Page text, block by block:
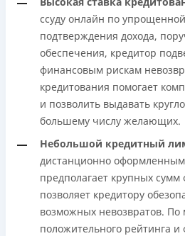
ссуду онлайн по
подтверждения дохода,
обеспечения, кредитор
финансовым рискам
кредитования помогает
и позволить выдавать
большему числу желающих.
Небольшой кредитный
дистанционно
предполагает крупных
позволяет кредитору
возможных невозвратов. По
положительного рейтинга